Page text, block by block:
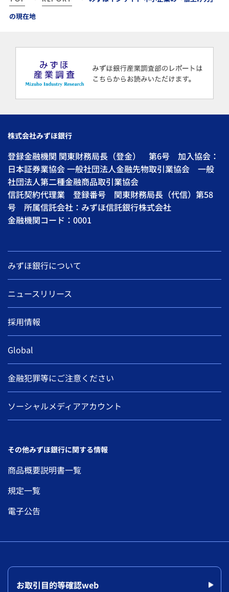
の現在地
株式会社みずほ銀行
登録金融機関 関東財務局長（登金） 第6号 加入協会：
日本証券業協会 一般社団法人金融先物取引業協会 一般
社団法人第二種金融商品取引業協会
信託契約代理業 登録番号 関東財務局長（代信）第58
号 所属信託会社：みずほ信託銀行株式会社
金融機関コード：0001
みずほ銀行について
ニュースリリース
採用情報
Global
金融犯罪等にご注意ください
ソーシャルメディアアカウント
その他みずほ銀行に関する情報
商品概要説明書一覧
規定一覧
電子公告
お取引目的等確認web